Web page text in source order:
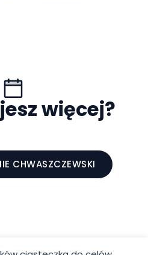
więcej?
CHWASZCZEWSKI